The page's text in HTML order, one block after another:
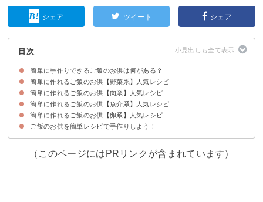
シェア ツイート シェア
目次
簡単に手作りできるご飯のお供は何がある？
簡単に作れるご飯のお供【野菜系】人気レシピ
①大葉のナムル
②ツナを使った無限人参
③無限ごぼう
④作り置きできる無限ピーマン
⑤茎わかめのだし漬け
⑥なすの味噌炒め
簡単に作れるご飯のお供【肉系】人気レシピ
①作り置きできる牛肉とごぼうのしぐれ煮
②鶏そぼろ
③おかずにもなる豚肉の甘辛煮
簡単に作れるご飯のお供【魚介系】人気レシピ
①梅しらす
②鮭フレーク
③おかずにもなるまぐろときゅうりの和え物
④まぐろの角煮
⑤いわしの梅煮
⑥日持ちする鯖のそぼろ
簡単に作れるご飯のお供【卵系】人気レシピ
①家にあるもので作れる卵黄の醤油漬け
②たらこ入り卵ふりかけ
ご飯のお供を簡単レシピで手作りしよう！
（このページにはPRリンクが含まれています）